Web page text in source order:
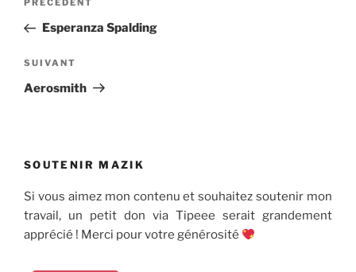
l’article
Article
précédent
PRÉCÉDENT
Esperanza Spalding
Article
suivant
SUIVANT
Aerosmith
SOUTENIR MAZIK
Si vous aimez mon contenu et souhaitez soutenir mon
travail, un petit don via Tipeee serait grandement
apprécié ! Merci pour votre générosité